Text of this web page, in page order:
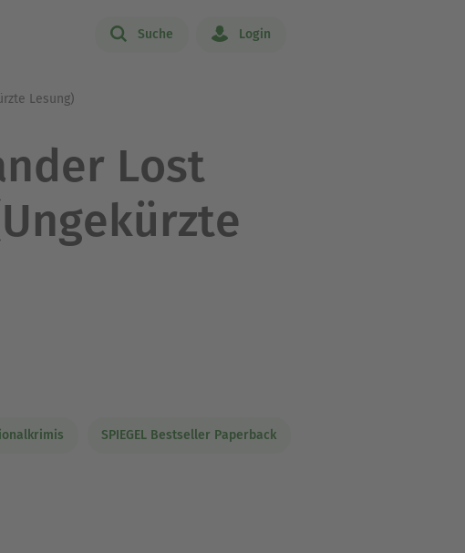
Suche Login
Lesung)
Lost
SPIEGEL Bestseller Paperback